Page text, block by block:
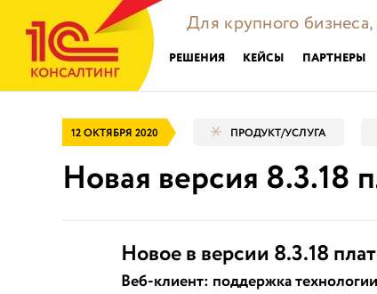
Для крупного
РЕШЕНИЯ КЕЙСЫ ПАРТНЕРЫ
12 ОКТЯБРЯ 2020 ПРОДУКТ/УСЛУГА
Новая версия 8.3.18
Новое в версии 8.3.18
Веб-клиент: поддержка